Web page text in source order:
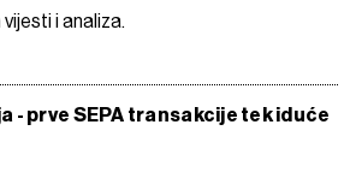
i analiza.
- prve SEPA transakcije tek iduće